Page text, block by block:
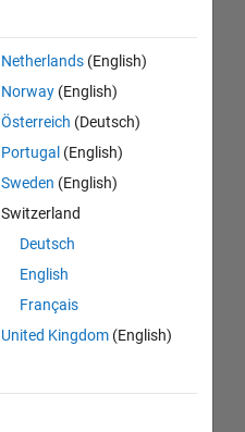
Netherlands(English)
Norway(English)
Österreich (Deutsch)
Portugal (English)
Sweden (English)
Switzerland
Deutsch
English
Français
United Kingdom(English)